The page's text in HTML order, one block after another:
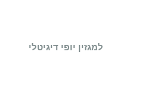
למגזין יופי דיגיטלי